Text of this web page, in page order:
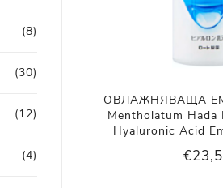
ОВЛАЖНЯВАЩА
Mentholatum Hada
Hyaluronic Acid
(8)
(30)
(12)
(4)